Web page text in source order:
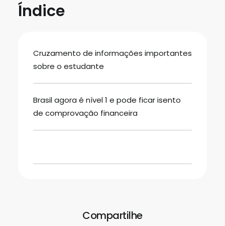
Índice
Cruzamento de informações importantes
sobre o estudante
Brasil agora é nível 1 e pode ficar isento
de comprovação financeira
Compartilhe